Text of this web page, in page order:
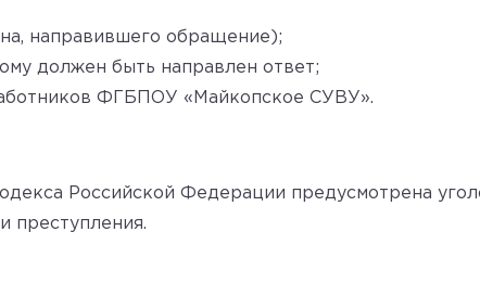
направившего обращение);
должен быть направлен ответ;
ФГБПОУ «Майкопское СУВУ».
Российской Федерации предусмотрена
преступления.